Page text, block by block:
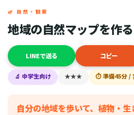
🌿 自然・観察
地域の自然マップを作る
LINEで送る コピー
🔬 中学生向け ★★★ ⏱ 準備45分 /
自分の地域を歩いて、植物・